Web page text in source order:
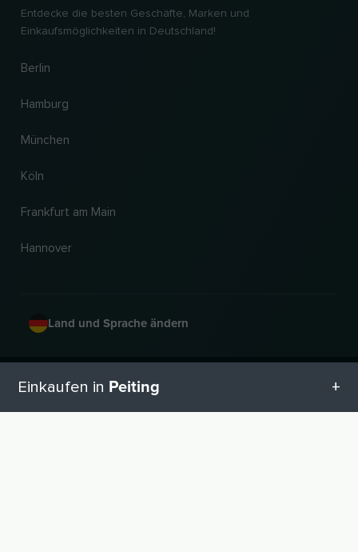
Entdecke die besten Geschäfte, Marken und
Einkaufsmöglichkeiten in Deutschland!
Berlin
Hamburg
München
Köln
Frankfurt am Main
Hannover
Land und Sprache ändern
Eigentum der jeweiligen Inhaber. Alle Angaben ohne Gewähr. Stand 08.08.2026
Einkaufen in Peiting